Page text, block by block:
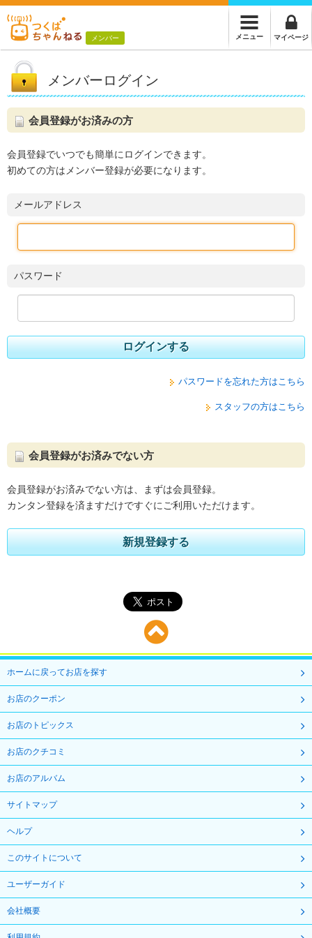
メンバー メニュー マイページ
メンバーログイン
会員登録がお済みの方
会員登録でいつでも簡単にログインできます。
初めての方はメンバー登録が必要になります。
メールアドレス
パスワード
ログインする
パスワードを忘れた方はこちら
スタッフの方はこちら
会員登録がお済みでない方
会員登録がお済みでない方は、まずは会員登録。
カンタン登録を済ますだけですぐにご利用いただけます。
新規登録する
ホームに戻ってお店を探す
お店のクーポン
お店のトピックス
お店のクチコミ
お店のアルバム
サイトマップ
ヘルプ
このサイトについて
ユーザーガイド
会社概要